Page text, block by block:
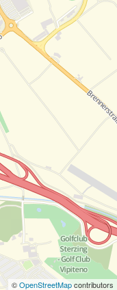
©OpenStreetMapcontributors